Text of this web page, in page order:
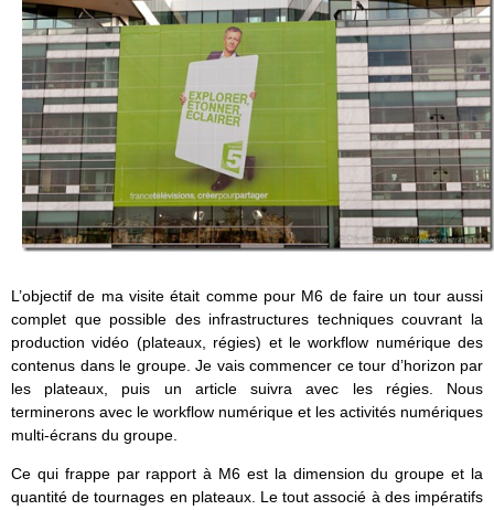
L’objectif de ma visite était comme pour M6 de faire un tour aussi
complet que possible des infrastructures techniques couvrant la
production vidéo (plateaux, régies) et le workflow numérique des
contenus dans le groupe. Je vais commencer ce tour d’horizon par
les plateaux, puis un article suivra avec les régies. Nous
terminerons avec le workflow numérique et les activités numériques
multi-écrans du groupe.
Ce qui frappe par rapport à M6 est la dimension du groupe et la
quantité de tournages en plateaux. Le tout associé à des impératifs